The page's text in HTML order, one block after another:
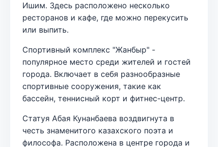
Ишим. Здесь расположено несколько
ресторанов и кафе, где можно перекусить
или выпить.
Спортивный комплекс "Жанбыр" -
популярное место среди жителей и гостей
города. Включает в себя разнообразные
спортивные сооружения, такие как
бассейн, теннисный корт и фитнес-центр.
Статуя Абая Кунанбаева воздвигнута в
честь знаменитого казахского поэта и
философа. Расположена в центре города и